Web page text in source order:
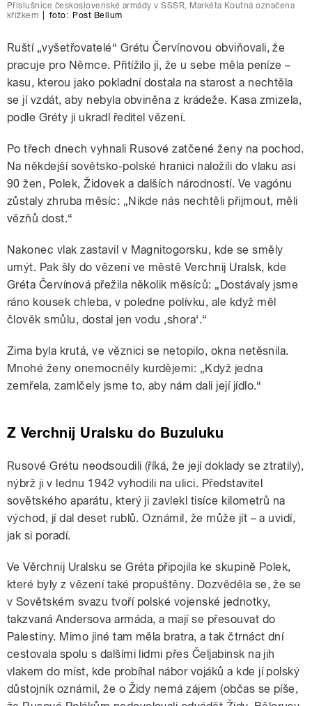
Příslušnice československé armády v SSSR, Markéta Koutná označena
křížkem
foto: Post Bellum
Ruští „vyšetřovatelé“ Grétu Červínovou obviňovali, že
pracuje pro Němce. Přitížilo jí, že u sebe měla peníze –
kasu, kterou jako pokladní dostala na starost a nechtěla
se jí vzdát, aby nebyla obviněna z krádeže. Kasa zmizela,
podle Gréty ji ukradl ředitel vězení.
Po třech dnech vyhnali Rusové zatčené ženy na pochod.
Na někdejší sovětsko-polské hranici naložili do vlaku asi
90 žen, Polek, Židovek a dalších národností. Ve vagónu
zůstaly zhruba měsíc: „Nikde nás nechtěli přijmout, měli
vězňů dost.“
Nakonec vlak zastavil v Magnitogorsku, kde se směly
umýt. Pak šly do vězení ve městě Verchnij Uralsk, kde
Gréta Červínová přežila několik měsíců: „Dostávaly jsme
ráno kousek chleba, v poledne polívku, ale když měl
člověk smůlu, dostal jen vodu ‚shora‘.“
Zima byla krutá, ve věznici se netopilo, okna netěsnila.
Mnohé ženy onemocněly kurdějemi: „Když jedna
zemřela, zamlčely jsme to, aby nám dali její jídlo.“
Z Verchnij Uralsku do Buzuluku
Rusové Grétu neodsoudili (říká, že její doklady se ztratily),
nýbrž ji v lednu 1942 vyhodili na ulici. Představitel
sovětského aparátu, který ji zavlekl tisíce kilometrů na
východ, jí dal deset rublů. Oznámil, že může jít – a uvidí,
jak si poradí.
Ve Věrchnij Uralsku se Gréta připojila ke skupině Polek,
které byly z vězení také propuštěny. Dozvěděla se, že se
v Sovětském svazu tvoří polské vojenské jednotky,
takzvaná Andersova armáda, a mají se přesouvat do
Palestiny. Mimo jiné tam měla bratra, a tak čtrnáct dní
cestovala spolu s dalšími lidmi přes Čeljabinsk na jih
vlakem do míst, kde probíhal nábor vojáků a kde jí polský
důstojník oznámil, že o Židy nemá zájem (občas se píše,